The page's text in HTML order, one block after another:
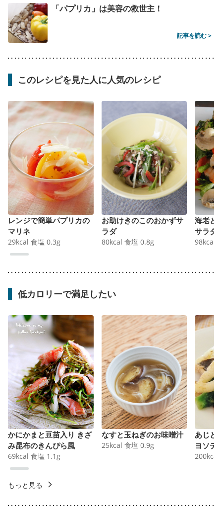
「パプリカ」は美容の救世主！
記事を読む >
このレシピを見た人に人気のレシピ
レンジで簡単パプリカの
マリネ
29kcal 食塩 0.3g
お助けきのこのおかずサ
ラダ
80kcal 食塩 0.8g
海老と
サラダ
98kcal
低カロリーで満足したい
かにかまと豆苗入り きざ
み昆布のきんぴら風
69kcal 食塩 1.1 g
なすと玉ねぎのお味噌汁
25kcal 食塩 0.9g
あじと
ヨソテ
200kcal
もっと見る